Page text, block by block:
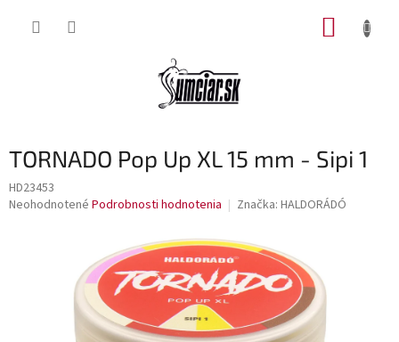
TORNADO Pop Up XL 15 mm - Sipi 1
HD23453
Priemerné
Neohodnotené Podrobnosti hodnotenia Značka: HALDORÁDÓ